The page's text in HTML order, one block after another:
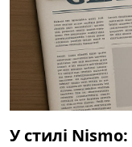
У стилі